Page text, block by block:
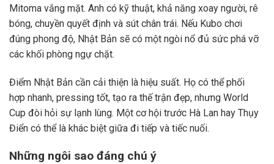
Mitoma vắng mặt. Anh có kỹ thuật, khả năng xoay người, rê
bóng, chuyền quyết định và sút chân trái. Nếu Kubo chơi
đúng phong độ, Nhật Bản sẽ có một ngòi nổ đủ sức phá vỡ
các khối phòng ngự chặt.
Điểm Nhật Bản cần cải thiện là hiệu suất. Họ có thể phối
hợp nhanh, pressing tốt, tạo ra thế trận đẹp, nhưng World
Cup đòi hỏi sự lạnh lùng. Một cơ hội trước Hà Lan hay Thụy
Điển có thể là khác biệt giữa đi tiếp và tiếc nuối.
Những ngôi sao đáng chú ý